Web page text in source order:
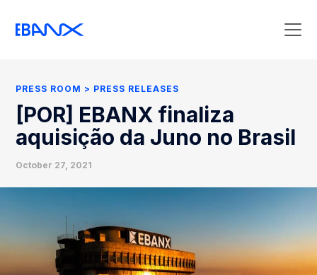
Clipping
Contact Press
PRESS ROOM PRESS RELEASES
[POR] EBANX finaliza
aquisição da Juno no Brasil
October 27, 2021